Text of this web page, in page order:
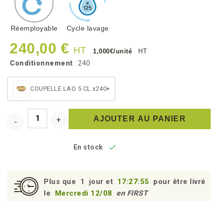
Réemployable Cycle lavage
240,00 € HT 1,000€/unité HT
Conditionnement : 240
COUPELLE LAO 5 CL x240▾
AJOUTER AU PANIER
En stock 
Plus que 1 jour et 17:27:54
pour être livré
le
Mercredi 12/08 en FIRST